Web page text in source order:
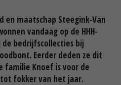
en maatschap Steegink-Van
vandaag op de HHH-
bedrijfscollecties bij
Eerder deden ze dit
familie Knoef is voor de
fokker van het jaar.